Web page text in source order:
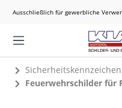
Ausschließlich für gewerbliche
Sicherheitskennzeichen
Feuerwehrschilder für